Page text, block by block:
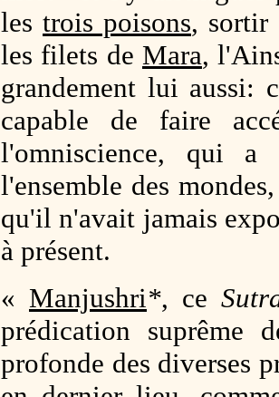
les trois poisons, sortir
les filets de Mara,
grandement lui aussi:
capable de faire
l'omniscience, qui a
l'ensemble des
qu'il n'avait jamais
à présent.
« Manjushri*, ce
prédication suprême
profonde des diverses